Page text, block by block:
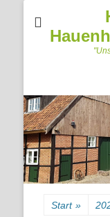
Start »